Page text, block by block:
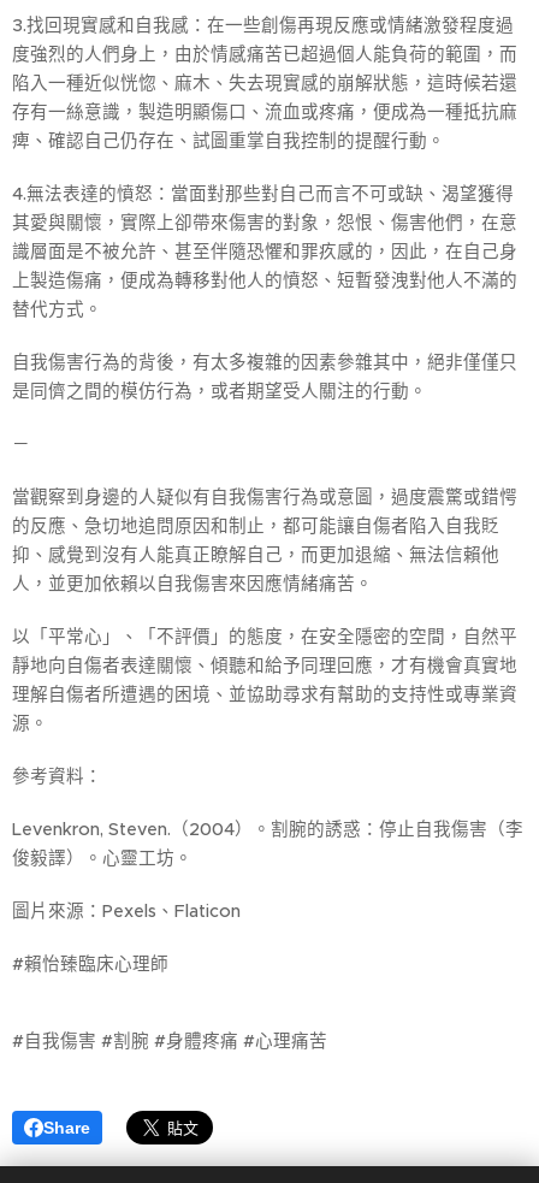
3.找回現實感和自我感：在一些創傷再現反應或情緒激發程度過
度強烈的人們身上，由於情感痛苦已超過個人能負荷的範圍，而
陷入一種近似恍惚、麻木、失去現實感的崩解狀態，這時候若還
存有一絲意識，製造明顯傷口、流血或疼痛，便成為一種抵抗麻
痺、確認自己仍存在、試圖重掌自我控制的提醒行動。
4.無法表達的憤怒：當面對那些對自己而言不可或缺、渴望獲得
其愛與關懷，實際上卻帶來傷害的對象，怨恨、傷害他們，在意
識層面是不被允許、甚至伴隨恐懼和罪疚感的，因此，在自己身
上製造傷痛，便成為轉移對他人的憤怒、短暫發洩對他人不滿的
替代方式。
自我傷害行為的背後，有太多複雜的因素參雜其中，絕非僅僅只
是同儕之間的模仿行為，或者期望受人關注的行動。
－
當觀察到身邊的人疑似有自我傷害行為或意圖，過度震驚或錯愕
的反應、急切地追問原因和制止，都可能讓自傷者陷入自我貶
抑、感覺到沒有人能真正瞭解自己，而更加退縮、無法信賴他
人，並更加依賴以自我傷害來因應情緒痛苦。
以「平常心」、「不評價」的態度，在安全隱密的空間，自然平
靜地向自傷者表達關懷、傾聽和給予同理回應，才有機會真實地
理解自傷者所遭遇的困境、並協助尋求有幫助的支持性或專業資
源。
參考資料：
Levenkron, Steven.（2004）。割腕的誘惑：停止自我傷害（李
俊毅譯）。心靈工坊。
圖片來源：Pexels、Flaticon
#賴怡臻臨床心理師
#自我傷害 #割腕 #身體疼痛 #心理痛苦
Share